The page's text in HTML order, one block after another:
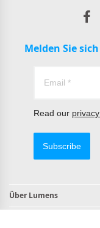
Melden Sie
Read our
Subscribe
Über Lumens